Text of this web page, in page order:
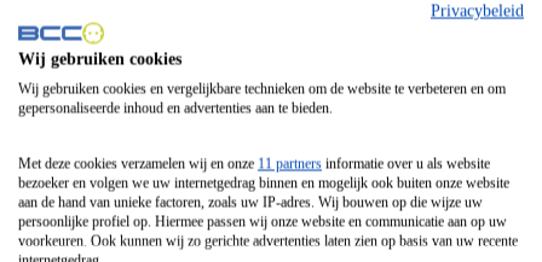
Fitelli
Airfryer
Frituurpan
Contactgrill
Broodbakmachine
Broodrooster
Privacybeleid
Wij gebruiken cookies
Wij gebruiken cookies en vergelijkbare technieken om de website te verbeteren en om
gepersonaliseerde inhoud en advertenties aan te bieden.
Met deze cookies verzamelen wij en onze 11 partners informatie over u als website
bezoeker en volgen we uw internetgedrag binnen en mogelijk ook buiten onze website
aan de hand van unieke factoren, zoals uw IP-adres. Wij bouwen op die wijze uw
persoonlijke profiel op. Hiermee passen wij onze website en communicatie aan op uw
voorkeuren. Ook kunnen wij zo gerichte advertenties laten zien op basis van uw recente